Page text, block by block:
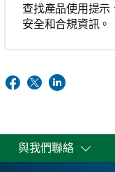
查找產品使用提示
安全和合規資訊。
與我們聯絡